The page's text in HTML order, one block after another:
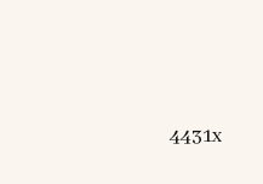
4431x